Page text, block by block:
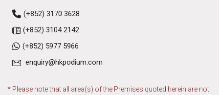
(+852) 3170 3628
(+852) 3104 2142
(+852) 5977 5966
enquiry@hkpodium.com
* Please note that all area(s) of the Premises quoted herein are not